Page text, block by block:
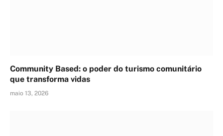
Community Based: o poder do turismo comunitário
que transforma vidas
maio 13, 2026